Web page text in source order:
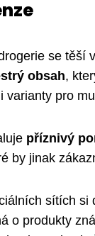
se těší
obsah,
varianty pro
příznivý
by jinak
sítích si
o produkty